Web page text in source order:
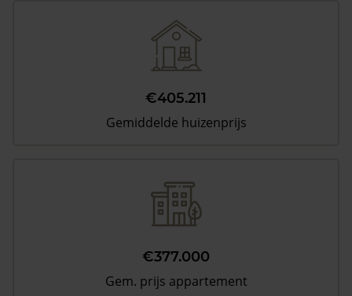
€405.211
Gemiddelde huizenprijs
€377.000
Gem. prijs appartement